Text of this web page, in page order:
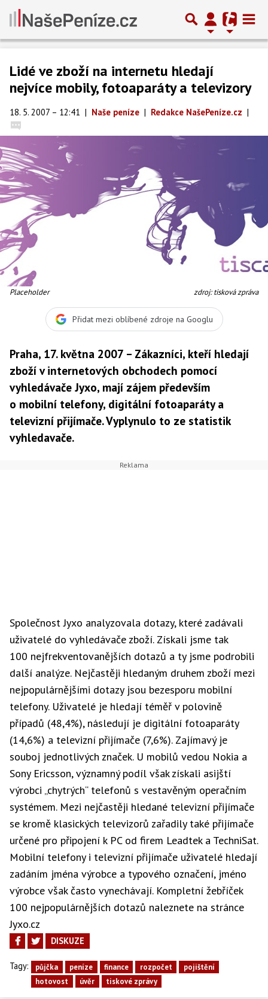
Lidé ve zboží na internetu hledají
nejvíce mobily, fotoaparáty a televizory
18. 5. 2007 – 12:41 | Naše peníze | Redakce NašePeníze.cz |
Placeholder zdroj: tisková zpráva
Přidat mezi oblíbené zdroje na Googlu
Praha, 17. května 2007 – Zákazníci, kteří hledají
zboží v internetových obchodech pomocí
vyhledávače Jyxo, mají zájem především
o mobilní telefony, digitální fotoaparáty a
televizní přijímače. Vyplynulo to ze statistik
vyhledavače.
Společnost Jyxo analyzovala dotazy, které zadávali
uživatelé do vyhledávače zboží. Získali jsme tak
100 nejfrekventovanějších dotazů a ty jsme podrobili
další analýze. Nejčastěji hledaným druhem zboží mezi
nejpopulárnějšími dotazy jsou bezesporu mobilní
telefony. Uživatelé je hledají téměř v polovině
případů (48,4%), následují je digitální fotoaparáty
(14,6%) a televizní přijímače (7,6%). Zajímavý je
souboj jednotlivých značek. U mobilů vedou Nokia a
Sony Ericsson, významný podíl však získali asijští
výrobci „chytrých“ telefonů s vestavěným operačním
systémem. Mezi nejčastěji hledané televizní přijímače
se kromě klasických televizorů zařadily také přijímače
určené pro připojení k PC od firem Leadtek a TechniSat.
Mobilní telefony i televizní přijímače uživatelé hledají
zadáním jména výrobce a typového označení, jméno
výrobce však často vynechávají. Kompletní žebříček
100 nejpopulárnějších dotazů naleznete na stránce
Jyxo.cz
DISKUZE
Tagy: půjčka peníze finance rozpočet
pojištění
hotovost
úvěr tiskové zprávy